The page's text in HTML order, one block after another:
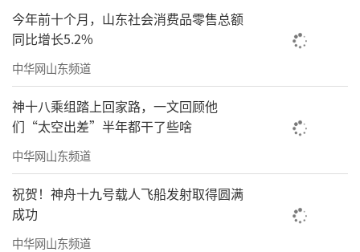
来自埃塞俄比亚的选手Delele Bizualem C
今年前十个月，山东社会消费品零售总额
同比增长5.2%
中华网山东频道
神十八乘组踏上回家路，一文回顾他
们“太空出差”半年都干了些啥
中华网山东频道
祝贺！神舟十九号载人飞船发射取得圆满
成功
中华网山东频道